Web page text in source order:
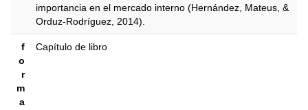
importancia en el mercado interno (Hernández, Mateus, &
Orduz-Rodríguez, 2014).
f
o
r
m
a
Capítulo de libro